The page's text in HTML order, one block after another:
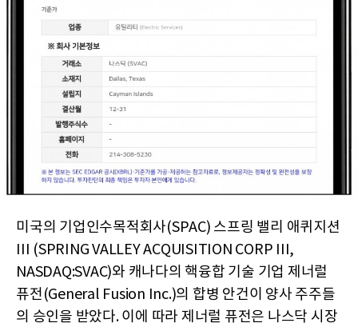
미국의 기업인수목적회사(SPAC) 스프링 밸리 애퀴지션
III (SPRING VALLEY ACQUISITION CORP III,
NASDAQ:SVAC)와 캐나다의 핵융합 기술 기업 제너럴
퓨전(General Fusion Inc.)의 합병 안건이 양사 주주들
의 승인을 받았다. 이에 따라 제너럴 퓨전은 나스닥 시장